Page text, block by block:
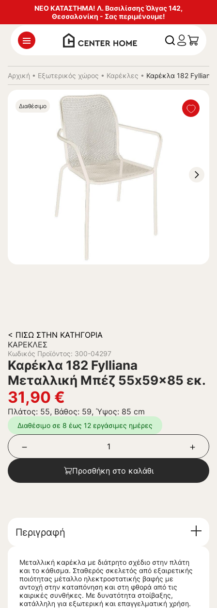
ΝΕΟ ΚΑΤΑΣΤΗΜΑ! Λ. Βασιλίσσης Όλγας 142,
Θεσσαλονίκη - Σας περιμένουμε!
Αρχική • Εξωτερικός χώρος • Καρέκλες • Καρέκλα 182
Διαθέσιμο
< ΠΊΣΩ ΣΤΗΝ ΚΑΤΗΓΟΡΊΑ
ΚΑΡΈΚΛΕΣ
Κωδικός Προϊόντος: 300-04297
Καρέκλα 182 Fylliana
Μεταλλική Μπέζ 55x59x85 εκ.
31,90 €
Πλάτος: 55, Βάθος: 59, Ύψος: 85 cm
Διαθέσιμο σε 8 έως 12 εργάσιμες ημέρες
Προσθήκη στο καλάθι
Περιγραφή
Μεταλλική καρέκλα με διάτρητο σχέδιο στην πλάτη
και το κάθισμα. Σταθερός σκελετός από εξαιρετικής
ποιότητας μέταλλο ηλεκτροστατικής βαφής με
αντοχή στην καταπόνηση και στη φθορά από τις
καιρικές συνθήκες. Με δυνατότητα στοίβαξης,
κατάλληλη για εξωτερική και επαγγελματική χρήση.